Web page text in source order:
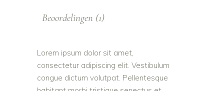
Beoordelingen (1)
Lorem ipsum dolor sit amet,
consectetur adipiscing elit. Vestibulum
congue dictum volutpat. Pellentesque